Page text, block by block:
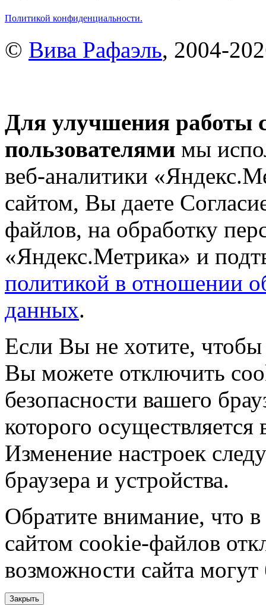
Политикой конфиденциальности.
© Вива Рафаэль, 2004-
Для улучшения работы
пользователями мы
веб-аналитики
сайтом, Вы даете
файлов, на обработку
«Яндекс.Метрика» и
политикой в отношении
данных.
Если Вы не хотите,
Вы можете отключить
безопасности вашего
которого
Изменение настроек
браузера и устройства.
Обратите внимание, что в
сайтом cookie-файлов
возможности сайта
Закрыть